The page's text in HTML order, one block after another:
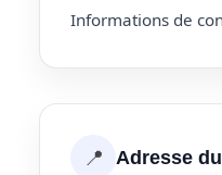
Informations de
📍 Adresse